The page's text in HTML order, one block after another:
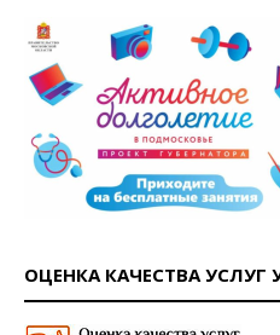
ОЦЕНКА КАЧЕСТВА